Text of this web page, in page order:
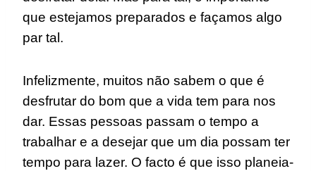
que estejamos preparados e façamos algo
par tal.
Infelizmente, muitos não sabem o que é
desfrutar do bom que a vida tem para nos
dar. Essas pessoas passam o tempo a
trabalhar e a desejar que um dia possam ter
tempo para lazer. O facto é que isso planeia-